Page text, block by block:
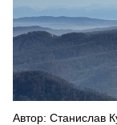
Автор: Станислав